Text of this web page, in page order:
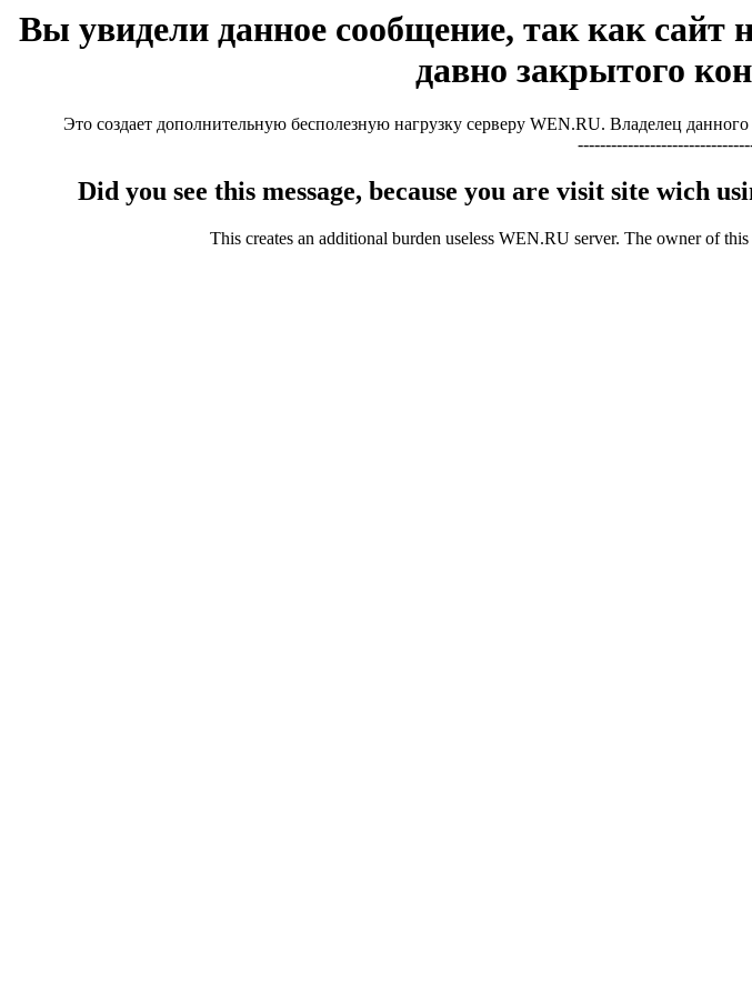
Вы увидели данное сообщение, так как
давно закрытого
Это создает дополнительную бесполезную нагрузку серверу WEN.RU. Владелец
Did you see this message, because you are visit site wich
This creates an additional burden useless WEN.RU server. The owner of